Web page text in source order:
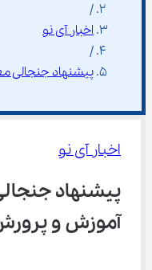
/
اخبار آی نو
/
پیشنهاد جنجالی
اخبار آی نو
پیشنهاد
آموزش و